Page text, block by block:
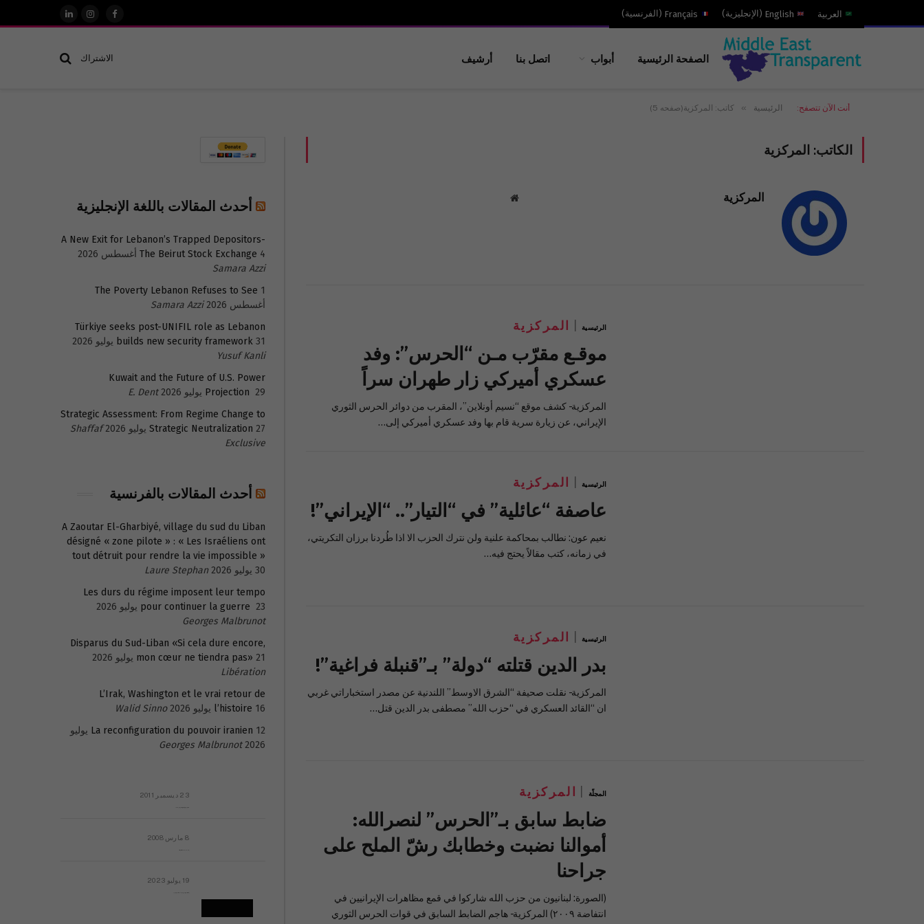
العربية English
( الإنجليزية)
Français
( الفرنسية)
فيسبوكالانستغرام
لينكدإن
الصفحة الرئيسية أبواب اتصل بنا أرشيف الاشتراك
أنت الآن تتصفح: الرئيسية » كاتب: المركزية(صفحه 5)
الكاتب: المركزية
المركزية
موقع
الرئيسية المركزية
موقـع مقرّب مـن “الحرس”: وفد
عسكري أميركي زار طهران سراً‎
المركزية- كشف موقع “نسيم أونلاين”، المقرب من دوائر الحرس الثوري
الإيراني، عن زيارة سرية قام بها وفد عسكري أميركي إلى…
الرئيسية المركزية
عاصفة “عائلية” في “التيار”.. “الإيراني”!
نعيم عون: نطالب بمحاكمة علنية ولن نترك الحزب الا اذا طُردنا برزان التكريتي،
في زمانه، كتب مقالاً يحتج فيه…
الرئيسية المركزية
بدر الدين قتلته “دولة” بـ”قنبلة فراغية”!
المركزية- نقلت صحيفة “الشرق الاوسط” اللندنية عن مصدر استخباراتي غربي
ان “القائد العسكري في “حزب الله” مصطفى بدر الدين قتل…
المجلّة المركزية
ضابط سابق بـ”الحرس” لنصرالله:
أموالنا نضبت وخطابك رشّ الملح على
جراحنا
(الصورة: لبنانيون من حزب الله شاركوا في قمع مظاهرات الإيرانيين في
انتفاضة ٢٠٠٩) المركزية- هاجم الضابط السابق في قوات الحرس الثوري
أحدث المقالات باللغة الإنجليزية
A New Exit for Lebanon’s Trapped Depositors-
The Beirut Stock Exchange 4 أغسطس 2026
Samara Azzi
The Poverty Lebanon Refuses to See 1
أغسطس 2026
Samara Azzi
Türkiye seeks post-UNIFIL role as Lebanon
builds new security framework 31 يوليو 2026
Yusuf Kanli
Kuwait and the Future of U.S. Power
Projection 29 يوليو 2026
E. Dent
Strategic Assessment: From Regime Change to
Strategic Neutralization 27 يوليو 2026
Shaffaf
Exclusive
أحدث المقالات بالفرنسية
A Zaoutar El-Gharbiyé, village du sud du Liban
désigné « zone pilote » : « Les Israéliens ont
tout détruit pour rendre la vie impossible »
30 يوليو 2026
Laure Stephan
Les durs du régime imposent leur tempo
pour continuer la guerre 23 يوليو 2026
Georges Malbrunot
Disparus du Sud-Liban «Si cela dure encore,
mon cœur ne tiendra pas» 21 يوليو 2026
Libération
L’Irak, Washington et le vrai retour de
l’histoire 16 يوليو 2026
Walid Sinno
La reconfiguration du pouvoir iranien 12 يوليو
2026
Georges Malbrunot
23 ديسمبر 2011
8 مارس 2008
19 يوليو 2023